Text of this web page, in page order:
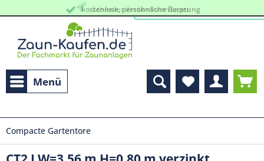
Schneller Versand vom Lager
kostenlose, persöhnliche Beratung
Menü
Compacte Gartentore